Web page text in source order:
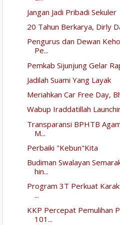
Jangan Jadi Pribadi Sekuler
20 Tahun Berkarya, Dirly
Pengurus dan Dewan
Pe...
Pemkab Sijunjung Gelar
Jadilah Suami Yang Layak
Meriahkan Car Free Day,
Wabup Iraddatillah
Transparansi BPHTB
M...
Perbaiki "Kebun"Kita
Budiman Swalayan
hin...
Program 3T Perkuat
...
KKP Percepat Pemulihan
101...